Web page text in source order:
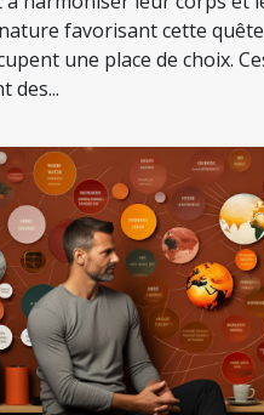
favorisant cette
une place de choix.
des...